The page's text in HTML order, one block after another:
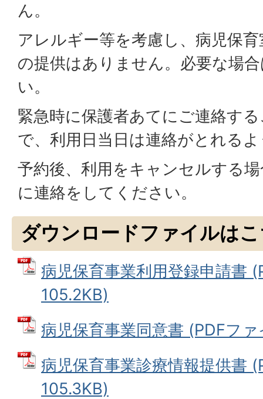
ん。
アレルギー等を考慮し、病児保
の提供はありません。必要な場
い。
緊急時に保護者あてにご連絡す
で、利用日当日は連絡がとれる
予約後、利用をキャンセルする
に連絡をしてください。
ダウンロードファイルは
病児保育事業利用登録申請書
105.2KB)
病児保育事業同意書 (PDFフ
病児保育事業診療情報提供書
105.3KB)